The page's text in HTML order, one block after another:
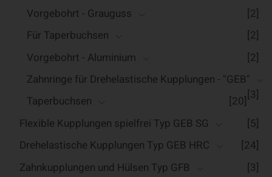
Vorgebohrt - Grauguss
[2]
Für Taperbuchsen
[2]
Vorgebohrt - Aluminium
[2]
Zahnringe für Drehelastische Kupplungen - "GEB"
[3]
Taperbuchsen
[20]
Flexible Kupplungen spielfrei Typ GEB SG
[5]
Drehelastische Kupplungen Typ GEB HRC
[24]
Zahnkupplungen und Hülsen Typ GFB
[3]